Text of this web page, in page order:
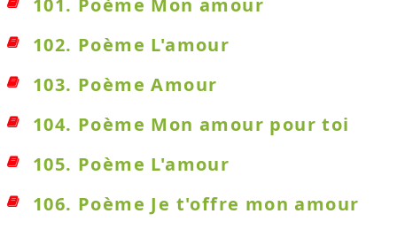
101. Poème Mon amour
102. Poème L'amour
103. Poème Amour
104. Poème Mon amour pour toi
105. Poème L'amour
106. Poème Je t'offre mon amour